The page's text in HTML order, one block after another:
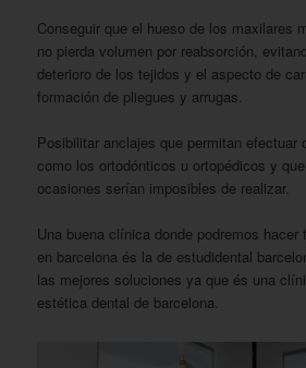
Conseguir que el hueso de los maxilares
no pierda volumen por reabsorción,
deterioro de los tejidos y el aspecto de
formación de pliegues y arrugas.
Posibilitar anclajes que permitan efectuar
como los ortodónticos u ortopédicos y
ocasiones serían imposibles de realizar.
Una buena clínica donde podremos hacer
en barcelona és la de estudidental
las mejores soluciones ya que és una
estética dental de barcelona.